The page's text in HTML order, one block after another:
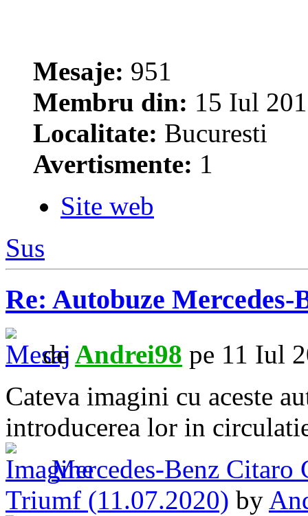
Mesaje: 951
Membru din: 15 Iul
Localitate: Bucuresti
Avertismente: 1
Site web
Sus
Re: Autobuze
de Andrei98 pe 11 Iul
Cateva imagini cu aceste
introducerea lor in
Mercedes-Benz
Triumf (11.07.2020) by